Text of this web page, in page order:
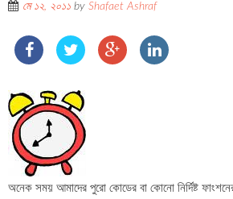
মে ১২, ২০১১ by Shafaet Ashraf
অনেক সময় আমাদের পুরো কোডের বা কোনো নির্দিষ্ট